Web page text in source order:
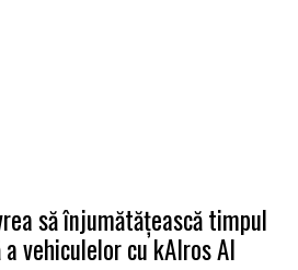
să înjumătățească timpul
vehiculelor cu kAIros AI